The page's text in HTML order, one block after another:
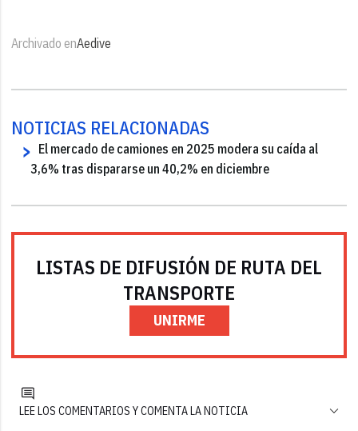
Archivado enAedive
NOTICIAS RELACIONADAS
El mercado de camiones en 2025 modera su caída al
3,6% tras dispararse un 40,2% en diciembre
LISTAS DE DIFUSIÓN DE RUTA DEL
TRANSPORTE
UNIRME
LEE LOS COMENTARIOS Y COMENTA LA NOTICIA